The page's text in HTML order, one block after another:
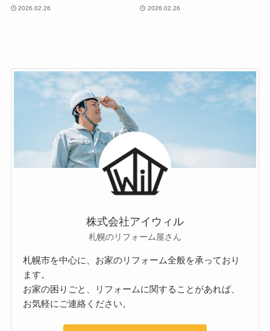
2026.02.26 2026.02.26
株式会社アイウィル
札幌のリフォーム屋さん
札幌市を中心に、お家のリフォーム全般を承っており
ます。
お家の困りごと、リフォームに関することがあれば、
お気軽にご連絡ください。